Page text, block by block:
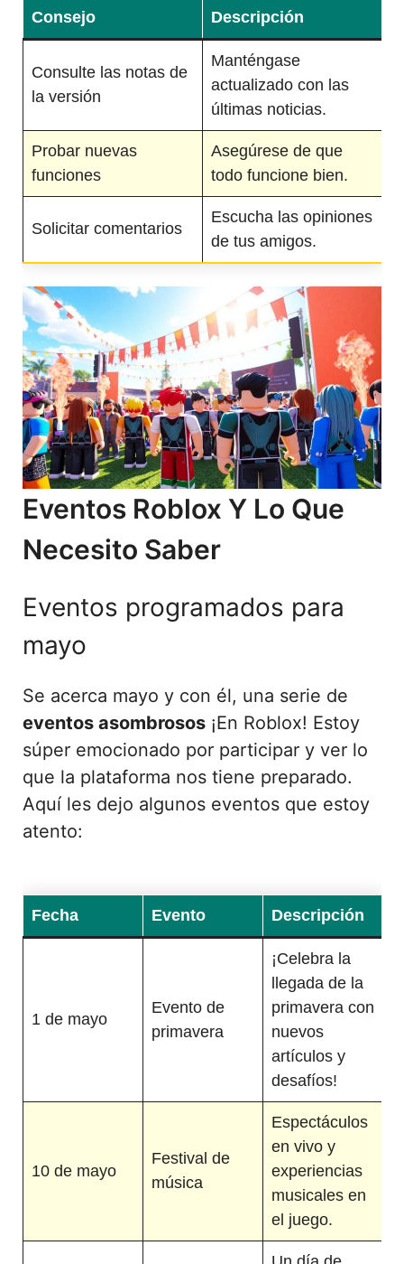
Consejo Descripción
Consulte las notas de
la versión
Manténgase
actualizado con las
últimas noticias.
Probar nuevas
funciones
Asegúrese de que
todo funcione bien.
Solicitar comentarios
Escucha las opiniones
de tus amigos.
Eventos Roblox Y Lo Que
Necesito Saber
Eventos programados para
mayo
Se acerca mayo y con él, una serie de
eventos asombrosos ¡En Roblox! Estoy
súper emocionado por participar y ver lo
que la plataforma nos tiene preparado.
Aquí les dejo algunos eventos que estoy
atento:
Fecha Evento Descripción
1 de mayo
Evento de
primavera
¡Celebra la
llegada de la
primavera con
nuevos
artículos y
desafíos!
10 de mayo
Festival de
música
Espectáculos
en vivo y
experiencias
musicales en
el juego.